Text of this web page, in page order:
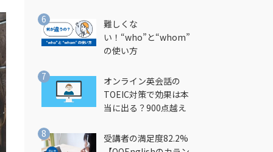
難しくな
い！“who”と“whom”
の使い方
オンライン英会話の
TOEIC対策で効果は本
当に出る？900点越え
受講者の満足度82.2%